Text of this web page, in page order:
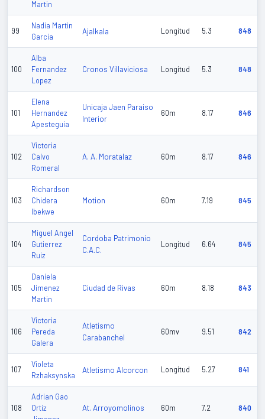
Martin
99
Nadia Martin
Garcia
Ajalkala Longitud 5.3 848
100
Alba
Fernandez
Lopez
Cronos Villaviciosa Longitud 5.3 848
101
Elena
Hernandez
Apesteguia
Unicaja Jaen Paraiso
Interior
60m 8.17 846
102
Victoria
Calvo
Romeral
A. A. Moratalaz 60m 8.17 846
103
Richardson
Chidera
Ibekwe
Motion 60m 7.19 845
104
Miguel Angel
Gutierrez
Ruiz
Cordoba Patrimonio
C.A.C.
Longitud 6.64 845
105
Daniela
Jimenez
Martin
Ciudad de Rivas 60m 8.18 843
106
Victoria
Pereda
Galera
Atletismo
Carabanchel
60mv 9.51 842
107
Violeta
Rzhaksynska
Atletismo Alcorcon Longitud 5.27 841
108
Adrian Gao
Ortiz
At. Arroyomolinos 60m 7.2 840